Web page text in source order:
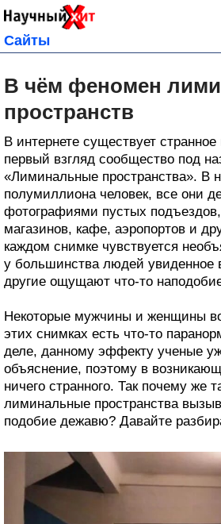
Сайты
В чём феномен
пространств
В интернете существует
первый взгляд сообщество под
«Лиминальные пространства». В
полумиллиона человек, все они
фотографиями пустых
магазинов, кафе, аэропортов и
каждом снимке чувствуется
у большинства людей увиденное
другие ощущают что-то
Некоторые мужчины и женщины
этих снимках есть что-то
деле, данному эффекту ученые
объяснение, поэтому в
ничего странного. Так почему же
лиминальные пространства
подобие дежавю? Давайте